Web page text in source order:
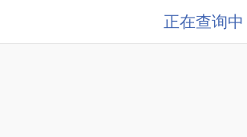
正在查询中